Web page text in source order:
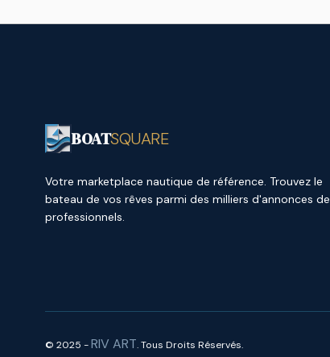
BOATSQUARE
Votre marketplace nautique de référence. Trouvez le
bateau de vos rêves parmi des milliers d'annonces de
professionnels.
© 2025 -RIV ART. Tous Droits Réservés.